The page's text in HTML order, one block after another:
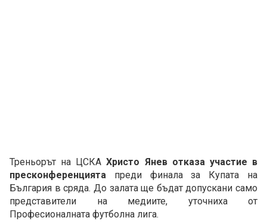
Треньорът на ЦСКАХристо Янев отказа участие в
пресконференцията преди финала за Купата на
България в сряда. До залата ще бъдат допускани само
представители на медиите, уточниха от
Професионалната футболна лига.